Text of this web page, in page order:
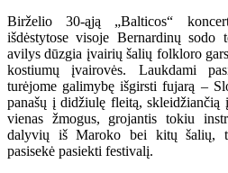
Birželio 30-ąją „Balticos“
išdėstytose visoje Bernardinų
avilys dūzgia įvairių šalių folkloro
kostiumų įvairovės. Laukdami
turėjome galimybę išgirsti fujarą –
panašų į didžiulę fleitą, skleidžiančią
vienas žmogus, grojantis tokiu
dalyvių iš Maroko bei kitų šalių,
pasisekė pasiekti festivalį.